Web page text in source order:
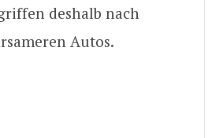
deshalb nach
Autos.